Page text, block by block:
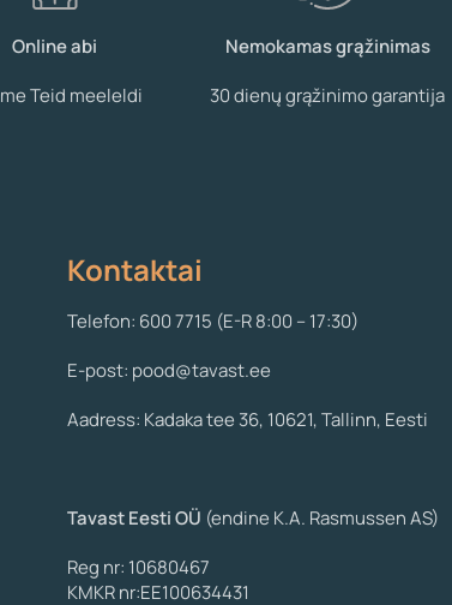
Online abi
Teid meeleldi
Nemokamas grąžinimas
30 dienų grąžinimo garantija
Kontaktai
Telefon: 600 7715 (E-R 8:00 – 17:30)
E-post: pood@tavast.ee
Aadress: Kadaka tee 36, 10621, Tallinn, Eesti
Tavast Eesti OÜ (endine K.A. Rasmussen AS)
Reg nr: 10680467
KMKR nr:EE100634431